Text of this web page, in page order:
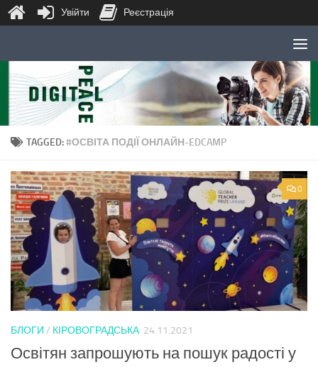
Skip to content
TAGGED:#ОСВІТА ПОДІЇ ОНЛАЙН-EDCAMP
0
БЛОГИ / КІРОВОГРАДСЬКА 24.11.2021
Освітян запрошують на пошук радості у
Увійти Реєстрація